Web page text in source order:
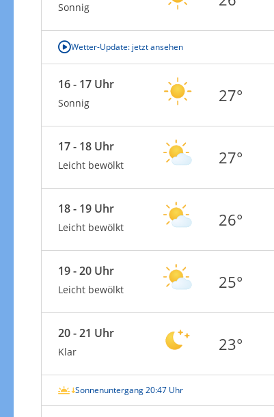
Sonnig
Wetter-Update: jetzt ansehen
16 - 17 Uhr
Sonnig 27°
17 - 18 Uhr
Leicht bewölkt 27°
18 - 19 Uhr
Leicht bewölkt 26°
19 - 20 Uhr
Leicht bewölkt 25°
20 - 21 Uhr
Klar 23°
Sonnenuntergang 20:47 Uhr